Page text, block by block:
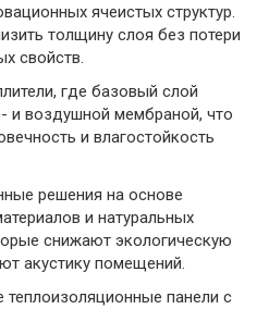
ячеистых структур.
толщину слоя без потери
свойств.
где базовый слой
и воздушной мембраной, что
и влагостойкость
решения на основе
и натуральных
снижают экологическую
акустику помещений.
теплоизоляционные панели с